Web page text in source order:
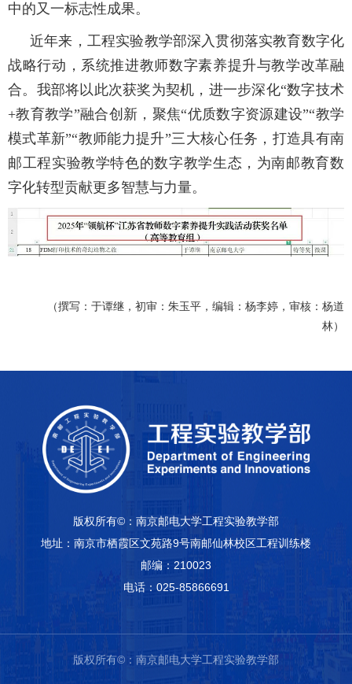
中的又一标志性成果。
近年来，工程实验教学部深入贯彻落实教育数字化
战略行动，系统推进教师数字素养提升与教学改革融
合。我部将以此次获奖为契机，进一步深化“数字技术
+教育教学”融合创新，聚焦“优质数字资源建设”“教学
模式革新”“教师能力提升”三大核心任务，打造具有南
邮工程实验教学特色的数字教学生态，为南邮教育数
字化转型贡献更多智慧与力量。
（撰写： 于谭继 ，初审：朱玉平，编辑：杨李婷，审核： 杨道
林）
版权所有©：南京邮电大学工程实验教学部
地址：南京市栖霞区文苑路9号南邮仙林校区工程训练楼
邮编：210023
电话：025-85866691
版权所有©：南京邮电大学工程实验教学部